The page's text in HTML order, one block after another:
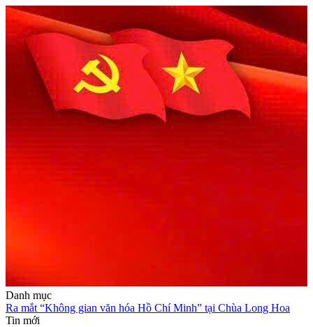
Danh mục
Ra mắt “Không gian văn hóa Hồ Chí Minh” tại Chùa Long Hoa
Tin mới